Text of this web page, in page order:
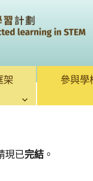
架 參與學
現已完結 。